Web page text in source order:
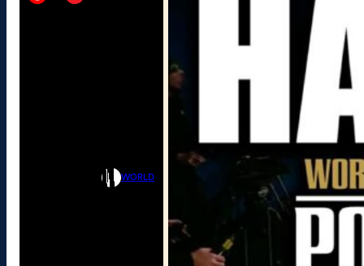
WORLD